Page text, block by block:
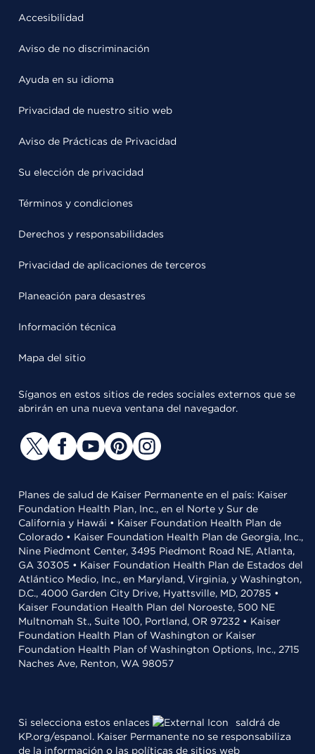
Accesibilidad
Aviso de no discriminación
Ayuda en su idioma
Privacidad de nuestro sitio web
Aviso de Prácticas de Privacidad
Su elección de privacidad
Términos y condiciones
Derechos y responsabilidades
Privacidad de aplicaciones de terceros
Planeación para desastres
Información técnica
Mapa del sitio
Síganos en estos sitios de redes sociales externos que se
abrirán en una nueva ventana del navegador.
Planes de salud de Kaiser Permanente en el país: Kaiser
Foundation Health Plan, Inc., en el Norte y Sur de
California y Hawái • Kaiser Foundation Health Plan de
Colorado • Kaiser Foundation Health Plan de Georgia, Inc.,
Nine Piedmont Center, 3495 Piedmont Road NE, Atlanta,
GA 30305 • Kaiser Foundation Health Plan de Estados del
Atlántico Medio, Inc., en Maryland, Virginia, y Washington,
D.C., 4000 Garden City Drive, Hyattsville, MD, 20785 •
Kaiser Foundation Health Plan del Noroeste, 500 NE
Multnomah St., Suite 100, Portland, OR 97232 • Kaiser
Foundation Health Plan of Washington or Kaiser
Foundation Health Plan of Washington Options, Inc., 2715
Naches Ave, Renton, WA 98057
Si selecciona estos enlaces
saldrá de
KP.org/espanol. Kaiser Permanente no se responsabiliza
de la información o las políticas de sitios web